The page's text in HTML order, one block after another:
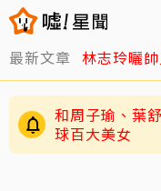
最新文章 林志玲曬
和周子瑜、葉舒華一同競
球百大美女